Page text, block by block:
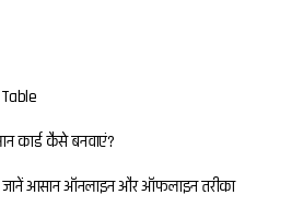
कार्ड कैसे बनवाएं?
आसान ऑनलाइन और ऑफलाइन तरीका